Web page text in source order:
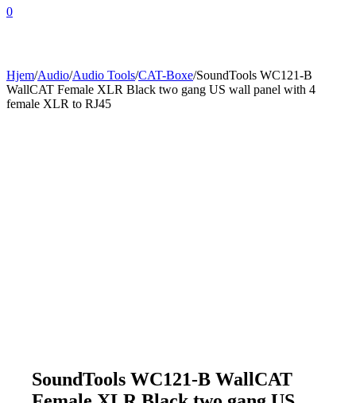
0
Hjem/Audio/Audio Tools/CAT-Boxe/SoundTools WC121-B
WallCAT Female XLR Black two gang US wall panel with 4
female XLR to RJ45
SoundTools WC121-B WallCAT